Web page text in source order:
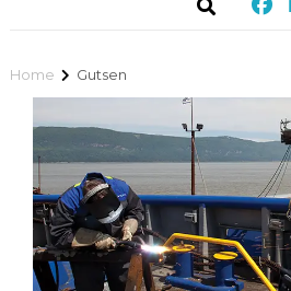
Home Gutsen